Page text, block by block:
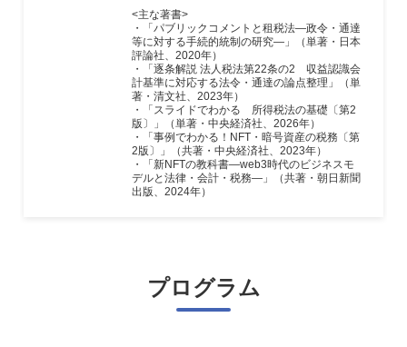
<主な著書>
・「パブリックコメントと租税法―政令・通達
等に対する手続的統制の研究―」（単著・日本
評論社、2020年）
・「逐条解説 法人税法第22条の2 収益認識会
計基準に対応する法令・通達の論点整理」（単
著・清文社、2023年）
・「スライドでわかる 所得税法の基礎〔第2
版〕」（単著・中央経済社、2026年）
・「事例でわかる！NFT・暗号資産の税務〔第
2版〕」（共著・中央経済社、2023年）
・「新NFTの教科書―web3時代のビジネスモ
デルと法律・会計・税務―」（共著・朝日新聞
出版、2024年）
プログラム